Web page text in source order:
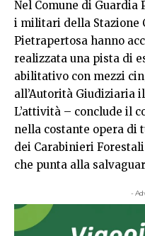
Nel Comune di
i militari della Stazione
Pietrapertosa hanno
realizzata una pista di
abilitativo con mezzi
all’Autorità Giudiziaria
L’attività – conclude il
nella costante opera di
dei Carabinieri
che punta alla
-